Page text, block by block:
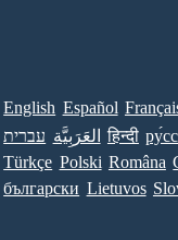
English Español
עברית العَرَبِيَّة हिन्दी
Türkçe Polski Româna
български Lietuvos